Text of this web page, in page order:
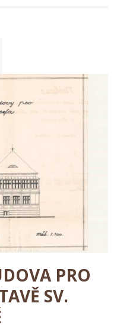
PRO
SV.